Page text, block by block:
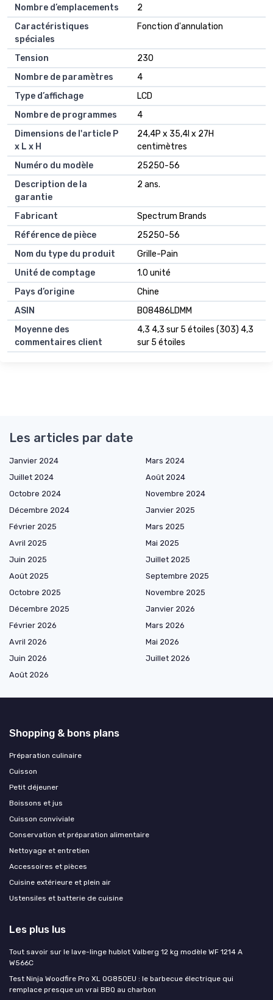
Nombre d’emplacements
2
Caractéristiques
spéciales
Fonction d'annulation
Tension
230
Nombre de paramètres
4
Type d’affichage
LCD
Nombre de programmes
4
Dimensions de l'article P
x L x H
24,4P x 35,4l x 27H
centimètres
Numéro du modèle
25250-56
Description de la
garantie
2 ans.
Fabricant
Spectrum Brands
Référence de pièce
25250-56
Nom du type du produit
Grille-Pain
Unité de comptage
1.0 unité
Pays d’origine
Chine
ASIN
B08486LDMM
Moyenne des
commentaires client
4,3 4,3 sur 5 étoiles (303) 4,3
sur 5 étoiles
Les articles par date
Janvier 2024
Mars 2024
Juillet 2024
Août 2024
Octobre 2024
Novembre 2024
Décembre 2024
Janvier 2025
Février 2025
Mars 2025
Avril 2025
Mai 2025
Juin 2025
Juillet 2025
Août 2025
Septembre 2025
Octobre 2025
Novembre 2025
Décembre 2025
Janvier 2026
Février 2026
Mars 2026
Avril 2026
Mai 2026
Juin 2026
Juillet 2026
Août 2026
Shopping & bons plans
Préparation culinaire
Cuisson
Petit déjeuner
Boissons et jus
Cuisson conviviale
Conservation et préparation alimentaire
Nettoyage et entretien
Accessoires et pièces
Cuisine extérieure et plein air
Ustensiles et batterie de cuisine
Les plus lus
Tout savoir sur le lave-linge hublot Valberg 12 kg modèle WF 1214 A
W566C
Test Ninja Woodfire Pro XL OG850EU : le barbecue électrique qui
remplace presque un vrai BBQ au charbon